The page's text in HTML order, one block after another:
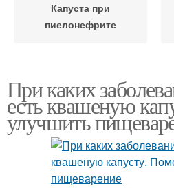
Капуста при
пиелонефрите
При каких
есть квашеную
улучшить